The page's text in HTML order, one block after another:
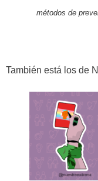
métodos de
También está los de